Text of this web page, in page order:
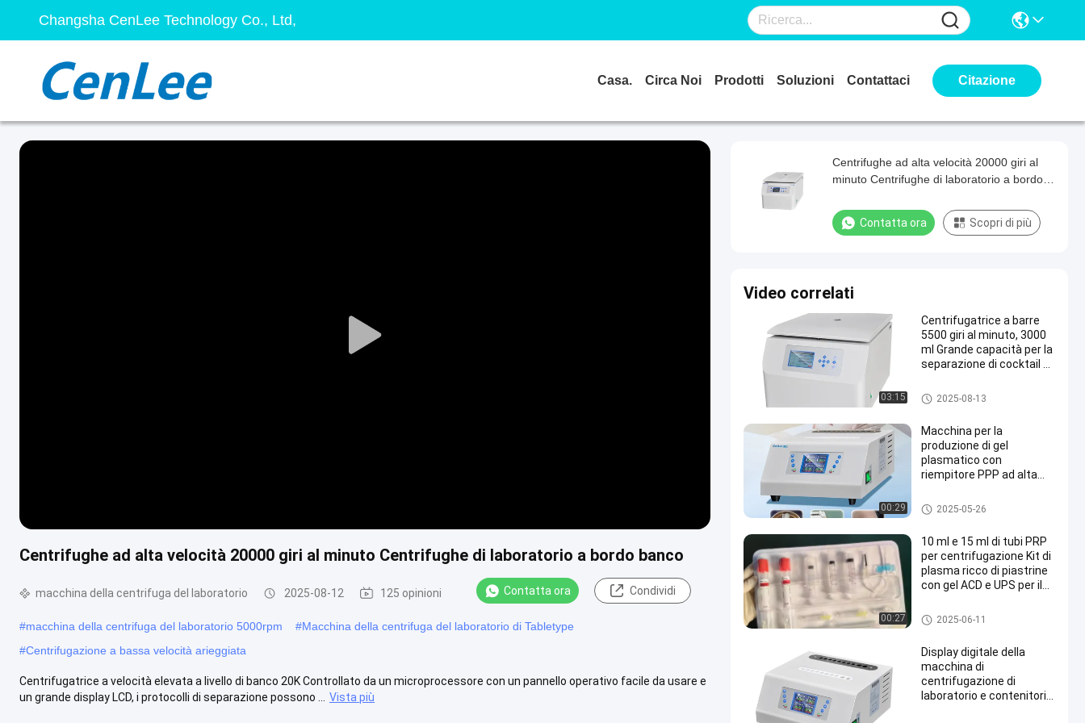
Changsha CenLee Technology Co., Ltd,
Casa. Circa Noi Prodotti Soluzioni Contattaci Citazione
Play
Centrifughe ad alta velocità 20000 giri al minuto Centrifughe di laboratorio a bordo banco
macchina della centrifuga del laboratorio 2025-08-12 125 opinioni Contatta ora Condividi
#macchina della centrifuga del laboratorio 5000rpm #Macchina della centrifuga del laboratorio di Tabletype
#Centrifugazione a bassa velocità arieggiata
Centrifugatrice a velocità elevata a livello di banco 20K Controllato da un microprocessore con un pannello operativo facile da usare e
un grande display LCD, i protocolli di separazione possono ...
Vista più
Centrifughe ad alta velocità 20000 giri al
minuto Centrifughe di laboratorio a bordo
Contatta ora Scopri di più
Video correlati
03:15
Centrifugatrice a barre
5500 giri al minuto, 3000
ml Grande capacità per la
separazione di cocktail e
Centrifughe di PRP
2025-08-13
00:29
Macchina per la
produzione di gel
plasmatico con
riempitore PPP ad alta
Max. Capacità 10*10 ml
macchina della centrifuga del l
aboratorio
2025-05-26
00:27
10 ml e 15 ml di tubi PRP
per centrifugazione Kit di
plasma ricco di piastrine
con gel ACD e UPS per il
pelle
Tubi centrifughi del polipropile
ne
2025-06-11
Display digitale della
macchina di
centrifugazione di
laboratorio e contenitori